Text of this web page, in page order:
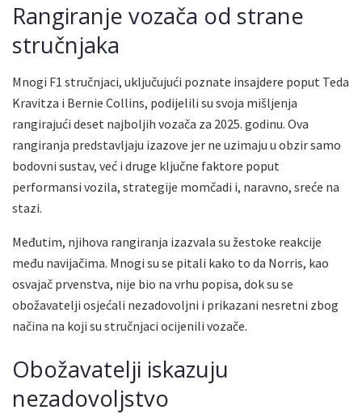
Rangiranje vozača od strane
stručnjaka
Mnogi F1 stručnjaci, uključujući poznate insajdere poput Teda
Kravitza i Bernie Collins, podijelili su svoja mišljenja
rangirajući deset najboljih vozača za 2025. godinu. Ova
rangiranja predstavljaju izazove jer ne uzimaju u obzir samo
bodovni sustav, već i druge ključne faktore poput
performansi vozila, strategije momčadi i, naravno, sreće na
stazi.
Međutim, njihova rangiranja izazvala su žestoke reakcije
među navijačima. Mnogi su se pitali kako to da Norris, kao
osvajač prvenstva, nije bio na vrhu popisa, dok su se
obožavatelji osjećali nezadovoljni i prikazani nesretni zbog
načina na koji su stručnjaci ocijenili vozače.
Obožavatelji iskazuju
nezadovoljstvo